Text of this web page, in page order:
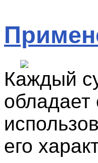
Каждый
его